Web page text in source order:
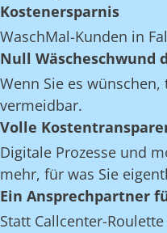
Kostenersparnis
WaschMal-Kunden in
Null Wäscheschwund
Wenn Sie es
vermeidbar.
Volle
Digitale Prozesse und
mehr, für was Sie
Ein Ansprechpartner
Statt Callcenter-